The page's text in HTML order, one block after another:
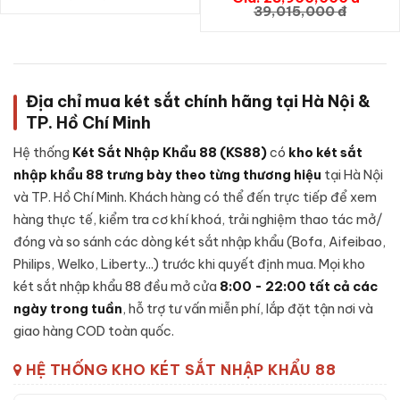
là cấu tạo bên trong - dưới
điện chống bong tróc theo thời gian.
Vỏ trong:Thép tấm gia cố, đổ bê-tông chống cháy
khi gặp nhiệt độ cao và độ ẩm.
Cánh cửa két:Thép nguyên khối đúc đặc, có gờ chống
cạy phá, đệm cao su chống khói thoát khi xảy ra hoả hoạn.
Hệ thống chốt khoá:
Thanh chốt thép cứng đa hướng,
ngàm cài chống khoan và đục phá.
Bản lề ẩn:
Thiết kế bản lề chìm trong thân két, tránh điểm
yếu bị cạy phá từ bên ngoài.
Đặc tính kỹ thuật Két sắt Liberty
LB79PRO App Wifi chính hãng
39,015,000 đ
Địa chỉ mua két sắt chính hãng tại Hà Nội &
TP. Hồ Chí Minh
Hệ thống Két Sắt Nhập Khẩu 88 (KS88)có kho két sắt
nhập khẩu 88 trưng bày theo từng thương hiệu tại Hà Nội
và TP. Hồ Chí Minh. Khách hàng có thể đến trực tiếp để xem
hàng thực tế, kiểm tra cơ khí khoá, trải nghiệm thao tác mở/
đóng và so sánh các dòng két sắt nhập khẩu (Bofa, Aifeibao,
Philips, Welko, Liberty...) trước khi quyết định mua. Mọi kho
két sắt nhập khẩu 88 đều mở cửa 8:00 - 22:00 tất cả các
ngày trong tuần, hỗ trợ tư vấn miễn phí, lắp đặt tận nơi và
giao hàng COD toàn quốc.
HỆ THỐNG KHO KÉT SẮT NHẬP KHẨU 88